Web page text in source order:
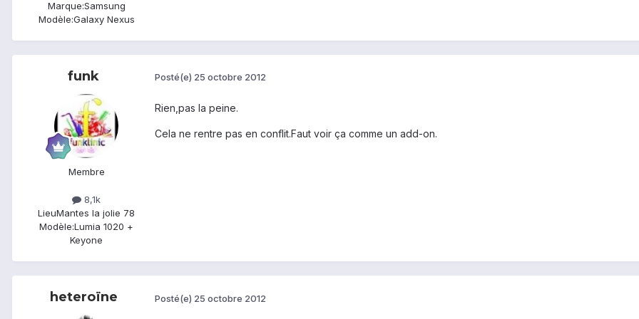
Marque:Samsung
Modèle:Galaxy Nexus
funk
Membre
8,1k
LieuMantes la jolie 78
Modèle:Lumia 1020 +
Keyone
Posté(e) 25 octobre 2012
Rien,pas la peine.
Cela ne rentre pas en conflit.Faut voir ça comme un add-on.
heteroïne Posté(e) 25 octobre 2012